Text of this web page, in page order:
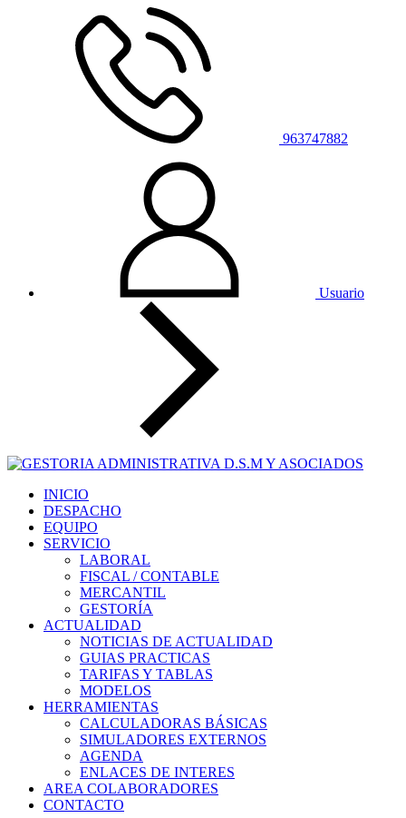
963747882
Usuario
INICIO
DESPACHO
EQUIPO
SERVICIO
LABORAL
FISCAL / CONTABLE
MERCANTIL
GESTORÍA
ACTUALIDAD
NOTICIAS DE ACTUALIDAD
GUIAS PRACTICAS
TARIFAS Y TABLAS
MODELOS
HERRAMIENTAS
CALCULADORAS BÁSICAS
SIMULADORES EXTERNOS
AGENDA
ENLACES DE INTERES
AREA COLABORADORES
CONTACTO